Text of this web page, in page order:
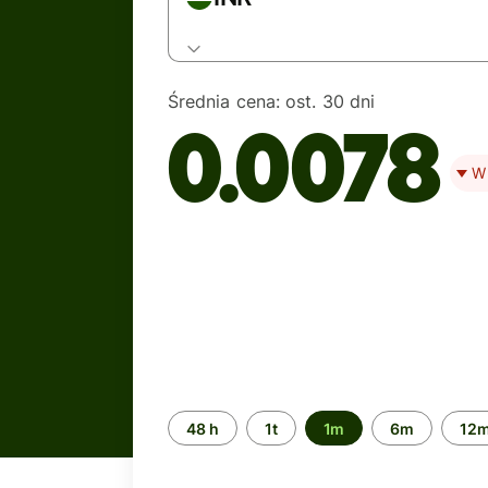
Średnia cena: ost. 30 dni
0.0078 W
Przedział
czasu
48 h 1t 1m 6m